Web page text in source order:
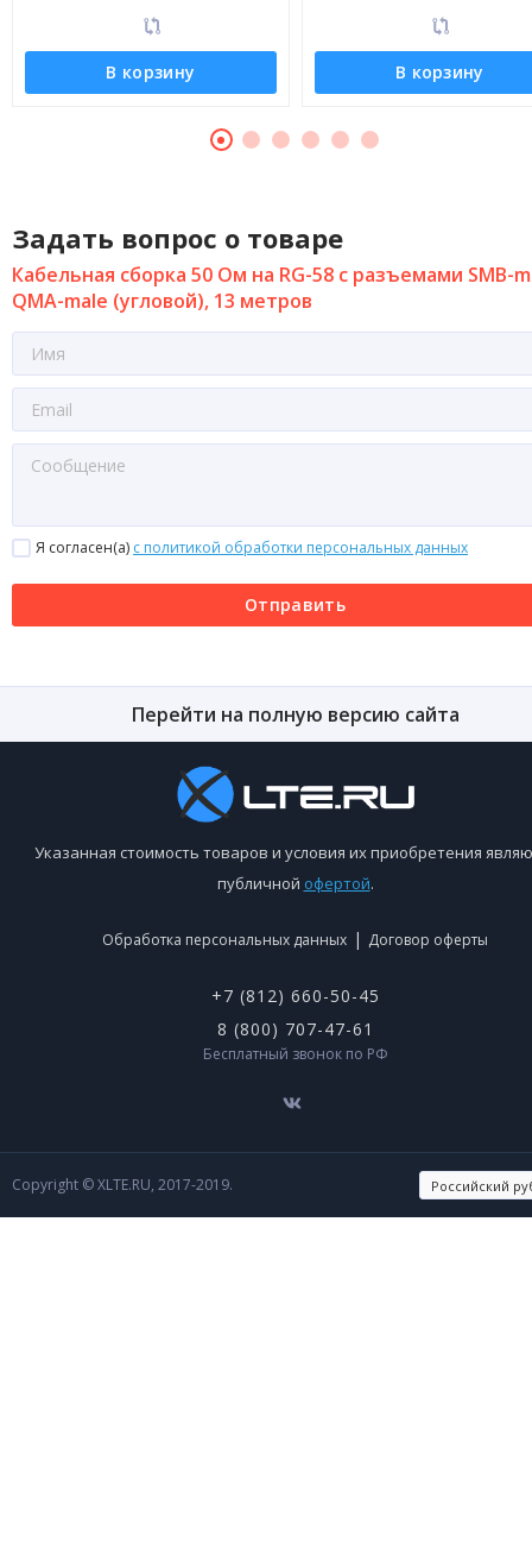
В корзину В корзину
Задать вопрос о товаре
Кабельная сборка 50 Ом на RG-58 с разъемами SMB-
QMA-male (угловой), 13 метров
Я согласен(a) с политикой обработки персональных данных
Отправить
Перейти на полную версию сайта
Указанная стоимость товаров и условия их приобретения
публичной офертой.
Обработка персональных данных | Договор оферты
+7 (812) 660-50-45
8 (800) 707-47-61
Бесплатный звонок по РФ
Copyright © XLTE.RU, 2017-2019.